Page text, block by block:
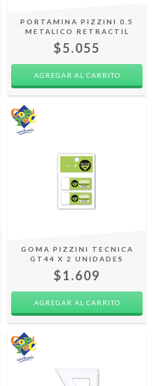
PORTAMINA PIZZINI 0.5
METALICO RETRACTIL
$5.055
GOMA PIZZINI TECNICA
GT44 X 2 UNIDADES
$1.609